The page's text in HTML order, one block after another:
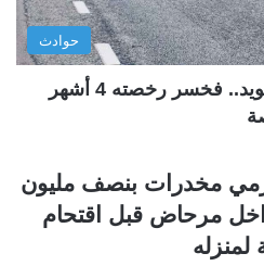
ق
ة
ي
ة
حوادث
قاد بسرعة جنونية في السويد.. فخسر رخصته 4 أشهر
مخدرات بنصف مليون
مرحاض قبل اقتحام
لمنزله